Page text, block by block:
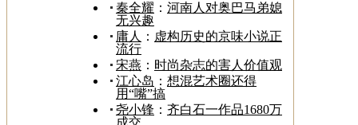
秦全耀 ： 河南人对奥巴马弟媳
无兴趣
庸人
： 虚构历史的京味小说正
流行
宋燕 ： 时尚杂志的害人价值观
江心岛 ： 想混艺术圈还得
用“嘴”搞
尧小锋 ： 齐白石一作品1680万